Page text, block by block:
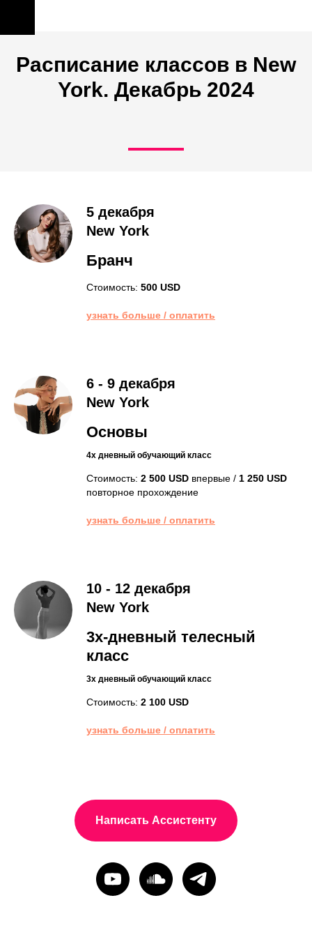
Расписание классов в New
York. Декабрь 2024
5 декабря
New York
Бранч
Стоимость: 500 USD
узнать больше / оплатить
6 - 9 декабря
New York
Основы
4х дневный обучающий класс
Стоимость: 2 500 USD впервые / 1 250 USD
повторное прохождение
узнать больше / оплатить
10 - 12 декабря
New York
3х-дневный телесный
класс
3х дневный обучающий класс
Стоимость: 2 100 USD
узнать больше / оплатить
Написать Ассистенту